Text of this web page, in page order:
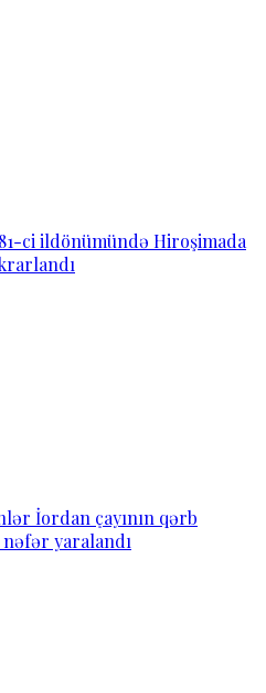
ci ildönümündə Hiroşimada
İordan çayının qərb
yaralandı